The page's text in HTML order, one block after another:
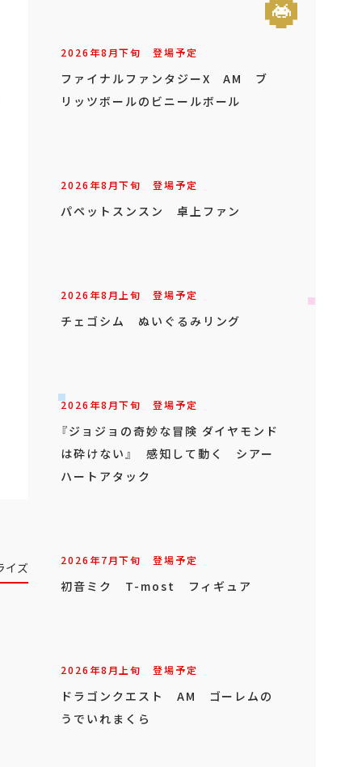
イズ
2026年8月下旬 登場予定
ファイナルファンタジーX AM ブ
リッツボールのビニールボール
2026年8月下旬 登場予定
パペットスンスン 卓上ファン
2026年8月上旬 登場予定
チェゴシム ぬいぐるみリング
2026年8月下旬 登場予定
『ジョジョの奇妙な冒険 ダイヤモンド
は砕けない』 感知して動く シアー
ハートアタック
2026年7月下旬 登場予定
初音ミク T-most フィギュア
2026年8月上旬 登場予定
ドラゴンクエスト AM ゴーレムの
うでいれまくら